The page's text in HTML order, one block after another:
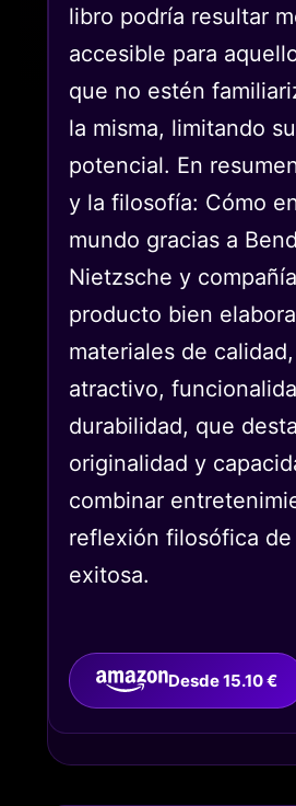
libro podría resultar
accesible para
que no estén
la misma, limitando
potencial. En
y la filosofía: Cómo
mundo gracias a
Nietzsche y
producto bien
materiales de
atractivo,
durabilidad, que
originalidad y
combinar
reflexión filosófica de
exitosa.
Desde 15.10 €